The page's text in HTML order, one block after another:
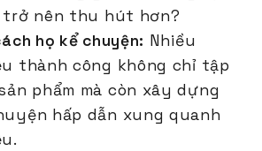
trở nên thu hút hơn?
họ kể chuyện: Nhiều
thành công không chỉ tập
phẩm mà còn xây dựng
hấp dẫn xung quanh